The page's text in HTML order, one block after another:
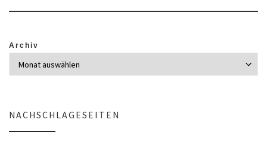
Archiv
NACHSCHLAGESEITEN